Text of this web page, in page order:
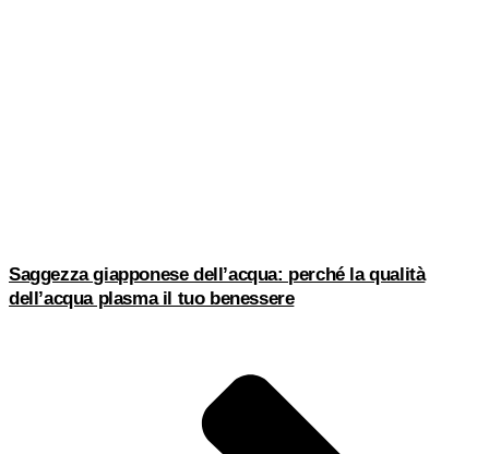
Saggezza giapponese dell’acqua: perché la qualità
dell’acqua plasma il tuo benessere